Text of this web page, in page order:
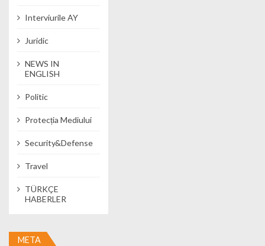
Interviurile AY
Juridic
NEWS IN
ENGLISH
Politic
Protecția Mediului
Security&Defense
Travel
TÜRKÇE
HABERLER
META